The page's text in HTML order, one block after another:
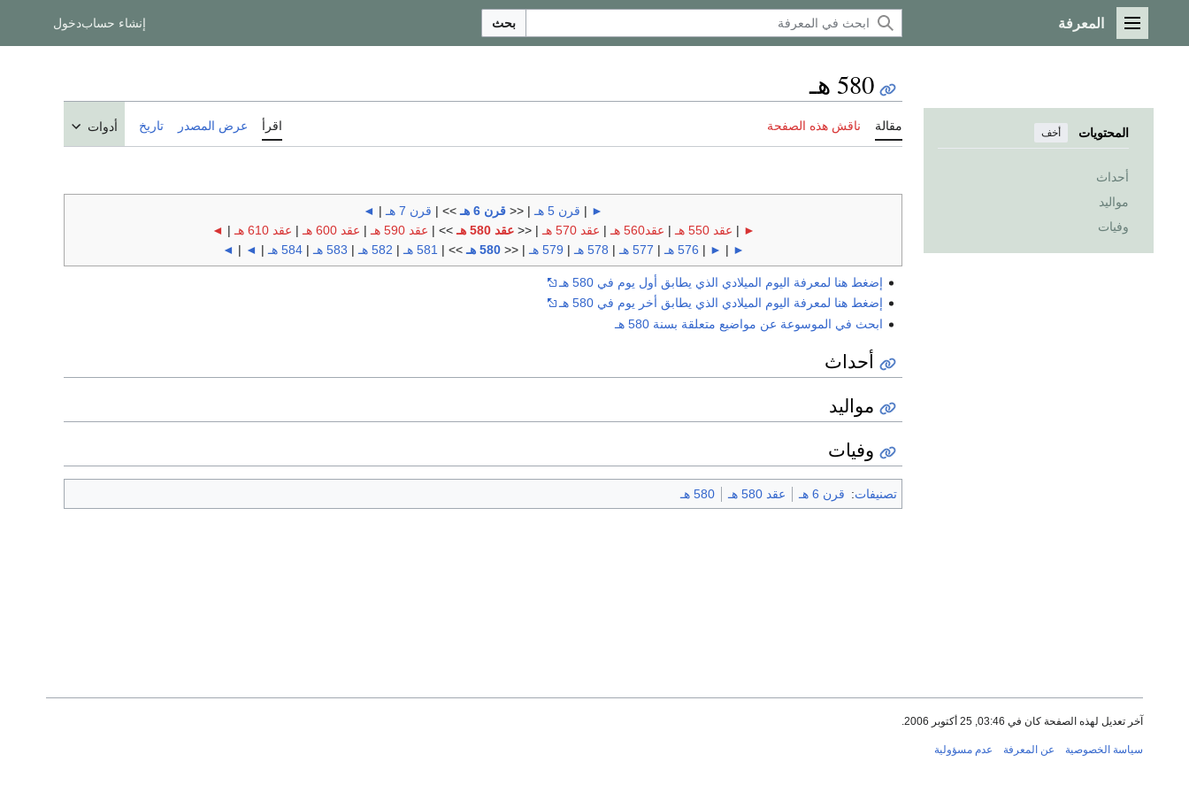
القائمة الرئيسية
المعرفة بحث إنشاء حسابدخول
المحتويات أخف
أحداث
مواليد
وفيات
580 هـ
مقالة ناقش هذه الصفحة اقرأ عرض المصدر تاريخ أدوات
►
| قرن 5 هـ | << قرن 6 هـ >> | قرن 7 هـ |
◄
►
| عقد 550 هـ | عقد560 هـ | عقد 570 هـ | <<عقد 580 هـ >> | عقد 590 هـ | عقد 600 هـ | عقد 610 هـ |
◄
►
|
►
| 576 هـ | 577 هـ | 578 هـ | 579 هـ | <<580 هـ >> | 581 هـ | 582 هـ | 583 هـ |584 هـ |
◄
|
◄
إضغط هنا لمعرفة اليوم الميلادي الذي يطابق أول يوم في 580 هـ
إضغط هنا لمعرفة اليوم الميلادي الذي يطابق أخر يوم في 580 هـ
ابحث في الموسوعة عن مواضيع متعلقة بسنة 580 هـ
أحداث
مواليد
وفيات
تصنيفات: قرن 6 هـ عقد 580 هـ 580 هـ
آخر تعديل لهذه الصفحة كان في 03:46, 25 أكتوبر 2006.
سياسة الخصوصية عن المعرفة عدم مسؤولية